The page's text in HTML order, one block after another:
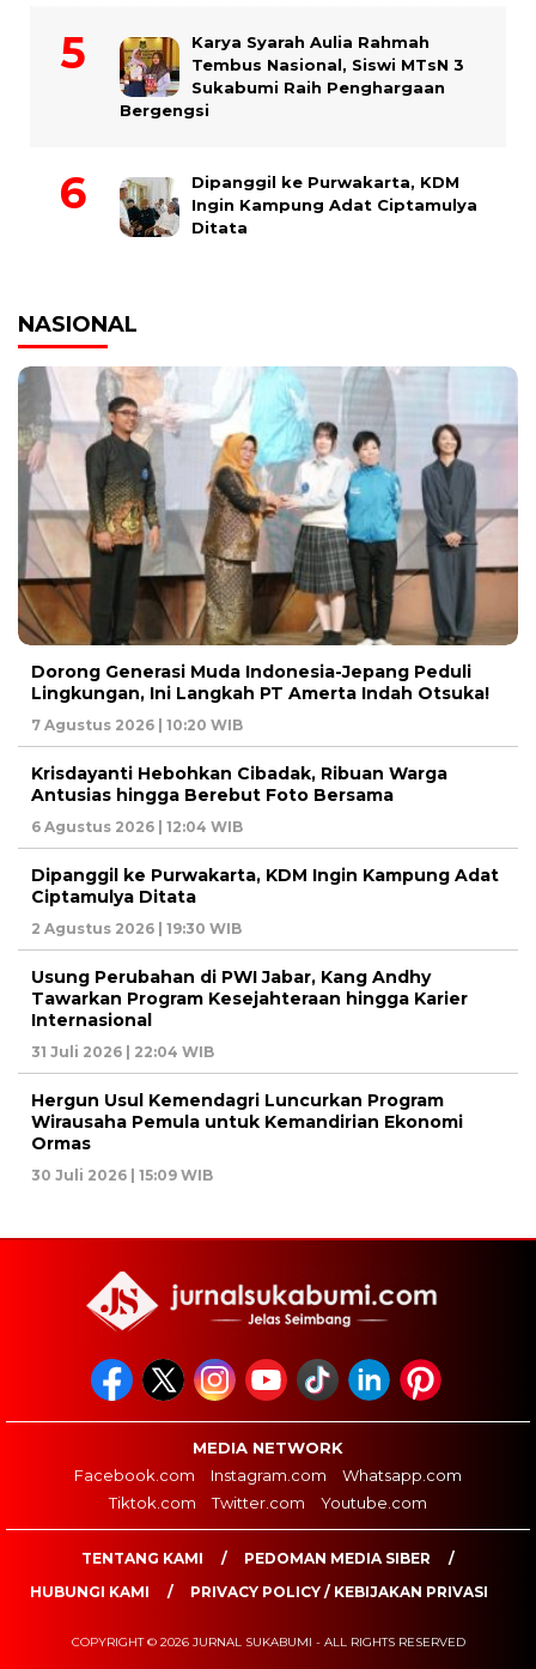
Karya Syarah Aulia Rahmah
Tembus Nasional, Siswi MTsN 3
Sukabumi Raih Penghargaan
Bergengsi
Dipanggil ke Purwakarta, KDM
Ingin Kampung Adat Ciptamulya
Ditata
NASIONAL
Dorong Generasi Muda Indonesia-Jepang Peduli
Lingkungan, Ini Langkah PT Amerta Indah Otsuka!
7 Agustus 2026 | 10:20 WIB
Krisdayanti Hebohkan Cibadak, Ribuan Warga
Antusias hingga Berebut Foto Bersama
6 Agustus 2026 | 12:04 WIB
Dipanggil ke Purwakarta, KDM Ingin Kampung Adat
Ciptamulya Ditata
2 Agustus 2026 | 19:30 WIB
Usung Perubahan di PWI Jabar, Kang Andhy
Tawarkan Program Kesejahteraan hingga Karier
Internasional
31 Juli 2026 | 22:04 WIB
Hergun Usul Kemendagri Luncurkan Program
Wirausaha Pemula untuk Kemandirian Ekonomi
Ormas
30 Juli 2026 | 15:09 WIB
MEDIA NETWORK
Facebook.com
Instagram.com
Whatsapp.com
Tiktok.com
Twitter.com Youtube.com
TENTANG KAMI
PEDOMAN MEDIA SIBER
HUBUNGI KAMI
PRIVACY POLICY / KEBIJAKAN PRIVASI
COPYRIGHT © 2026 JURNAL SUKABUMI - ALL RIGHTS RESERVED